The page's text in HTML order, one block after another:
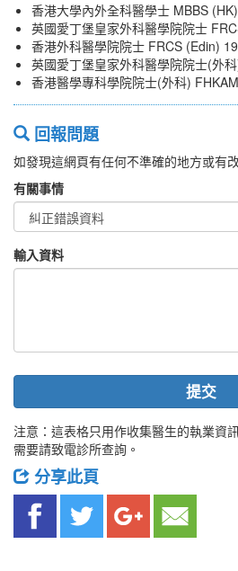
香港大學內外全科醫學士 MBBS
英國愛丁堡皇家外科醫學院院士
香港外科醫學院院士 FRCS (Edin)
英國愛丁堡皇家外科醫學院院士(外
香港醫學專科學院院士(外科)
回報問題
如發現這網頁有任何不準確的地方或有
有關事情
輸入資料
提交
注意：這表格只用作收集醫生的執業資
需要請致電診所查詢。
分享此頁